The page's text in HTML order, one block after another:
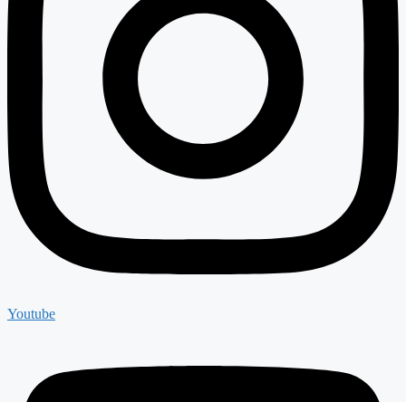
Youtube